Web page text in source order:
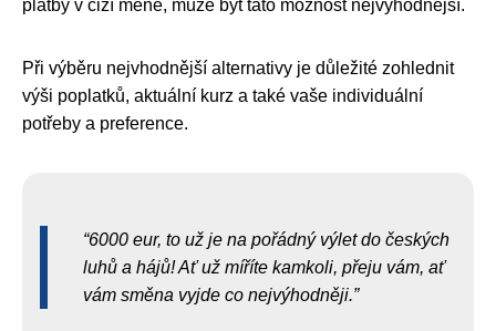
platby v cizí měně, může být tato možnost nejvýhodnější.
Při výběru nejvhodnější alternativy je důležité zohlednit
výši poplatků, aktuální kurz a také vaše individuální
potřeby a preference.
6000 eur, to už je na pořádný výlet do českých
luhů a hájů! Ať už míříte kamkoli, přeju vám, ať
vám směna vyjde co nejvýhodněji.